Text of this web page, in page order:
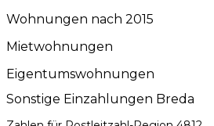
Wohnungen nach 2015
Mietwohnungen
Eigentumswohnungen
Sonstige Einzahlungen Breda